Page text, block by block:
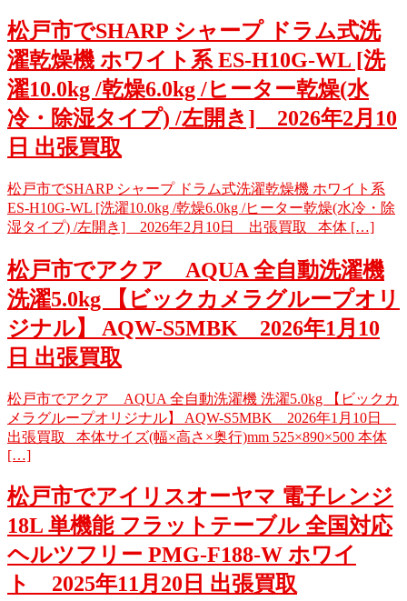
松戸市でSHARP シャープ ドラム式洗
濯乾燥機 ホワイト系 ES-H10G-WL [洗
濯10.0kg /乾燥6.0kg /ヒーター乾燥(水
冷・除湿タイプ) /左開き] 2026年2月10
日 出張買取
松戸市でSHARP シャープ ドラム式洗濯乾燥機 ホワイト系
ES-H10G-WL [洗濯10.0kg /乾燥6.0kg /ヒーター乾燥(水冷・除
湿タイプ) /左開き] 2026年2月10日 出張買取 本体 […]
松戸市でアクア AQUA 全自動洗濯機
洗濯5.0kg 【ビックカメラグループオリ
ジナル】 AQW-S5MBK 2026年1月10
日 出張買取
松戸市でアクア AQUA 全自動洗濯機 洗濯5.0kg 【ビックカ
メラグループオリジナル】 AQW-S5MBK 2026年1月10日
出張買取 本体サイズ(幅×高さ×奥行)mm 525×890×500 本体
[…]
松戸市でアイリスオーヤマ 電子レンジ
18L 単機能 フラットテーブル 全国対応
ヘルツフリー PMG-F188-W ホワイ
ト 2025年11月20日 出張買取